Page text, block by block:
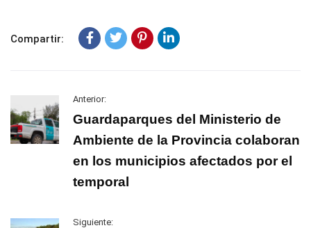
Compartir:
Anterior:
Guardaparques del Ministerio de
Ambiente de la Provincia colaboran
en los municipios afectados por el
temporal
Siguiente: